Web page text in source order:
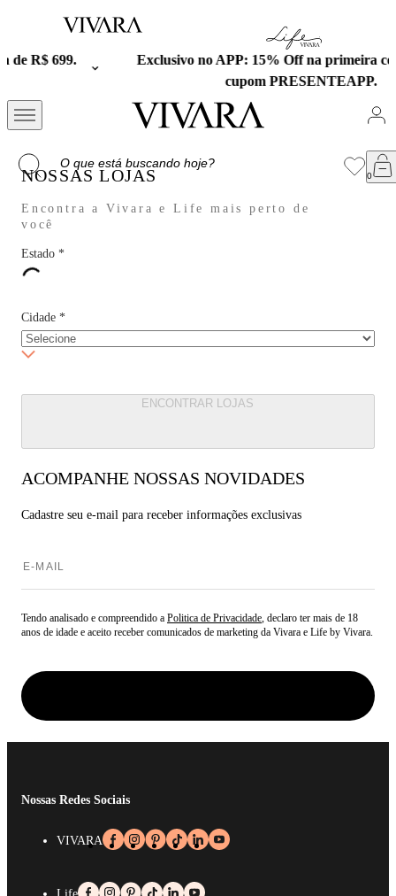
Exclusivo no APP: 15% Off na primeira compra com o
cupom PRESENTEAPP.
NOSSAS LOJAS
Encontra a Vivara e Life mais perto de
você
Estado *
Cidade *
ENCONTRAR LOJAS
ACOMPANHE NOSSAS NOVIDADES
Cadastre seu e-mail para receber informações exclusivas
Tendo analisado e compreendido a Politica de Privacidade, declaro ter mais de 18
anos de idade e aceito receber comunicados de marketing da Vivara e Life by Vivara.
Nossas Redes Sociais
VIVARA